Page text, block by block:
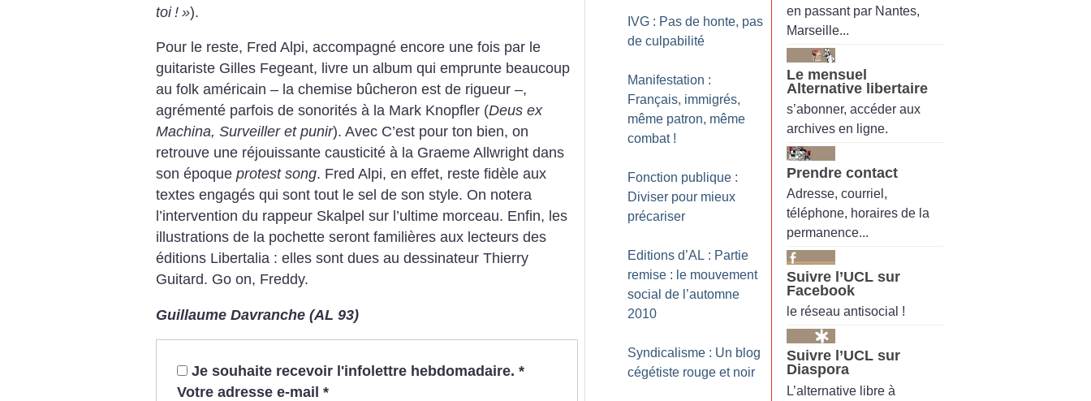
toi ! »).
Pour le reste, Fred Alpi, accompagné encore une fois par le
guitariste Gilles Fegeant, livre un album qui emprunte beaucoup
au folk américain – la chemise bûcheron est de rigueur –,
agrémenté parfois de sonorités à la Mark Knopfler (Deus ex
Machina, Surveiller et punir). Avec C’est pour ton bien, on
retrouve une réjouissante causticité à la Graeme Allwright dans
son époque protest song. Fred Alpi, en effet, reste fidèle aux
textes engagés qui sont tout le sel de son style. On notera
l’intervention du rappeur Skalpel sur l’ultime morceau. Enfin, les
illustrations de la pochette seront familières aux lecteurs des
éditions Libertalia : elles sont dues au dessinateur Thierry
Guitard. Go on, Freddy.
Guillaume Davranche (AL 93)
Je souhaite recevoir l'infolettre hebdomadaire. *
Votre adresse e-mail *
IVG : Pas de honte, pas
de culpabilité
Manifestation :
Français, immigrés,
même patron, même
combat !
Fonction publique :
Diviser pour mieux
précariser
Editions d’AL : Partie
remise : le mouvement
social de l’automne
2010
Syndicalisme : Un blog
cégétiste rouge et noir
en passant par Nantes,
Marseille...
Le mensuel
Alternative libertaire
s’abonner, accéder aux
archives en ligne.
Prendre contact
Adresse, courriel,
téléphone, horaires de la
permanence...
Suivre l’UCL sur
Facebook
le réseau antisocial !
Suivre l’UCL sur
Diaspora
L’alternative libre à